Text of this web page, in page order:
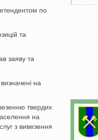
по
та
заяву та
на
твердих
на
з вивезення